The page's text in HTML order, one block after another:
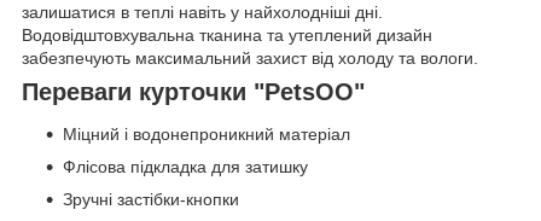
залишатися в теплі навіть у найхолодніші дні.
Водовідштовхувальна тканина та утеплений дизайн
забезпечують максимальний захист від холоду та вологи.
Переваги курточки "PetsOO"
Міцний і водонепроникний матеріал
Флісова підкладка для затишку
Зручні застібки-кнопки